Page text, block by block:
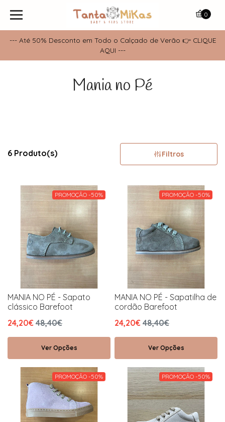
--- Até 50% Desconto em Todo o Calçado de Verão 👉 CLIQUE
AQUI ---
0
Mania no Pé
6 Produto(s) Filtros
PROMOÇÃO -50%
MANIA NO PÉ - Sapato
clássico Barefoot
24,20€ 48,40€
Ver Opções
PROMOÇÃO -50%
MANIA NO PÉ - Sapatilha de
cordão Barefoot
24,20€ 48,40€
Ver Opções
PROMOÇÃO -50% PROMOÇÃO -50%